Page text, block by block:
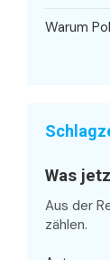
Warum
Was
Aus der
zählen.